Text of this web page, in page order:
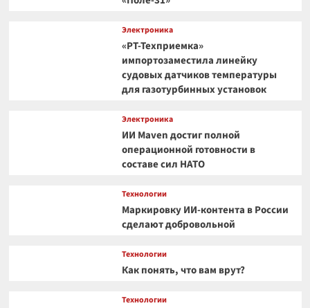
Электроника
«РТ-Техприемка»
импортозаместила линейку
судовых датчиков температуры
для газотурбинных установок
Электроника
ИИ Maven достиг полной
операционной готовности в
составе сил НАТО
Технологии
Маркировку ИИ-контента в России
сделают добровольной
Технологии
Как понять, что вам врут?
Технологии